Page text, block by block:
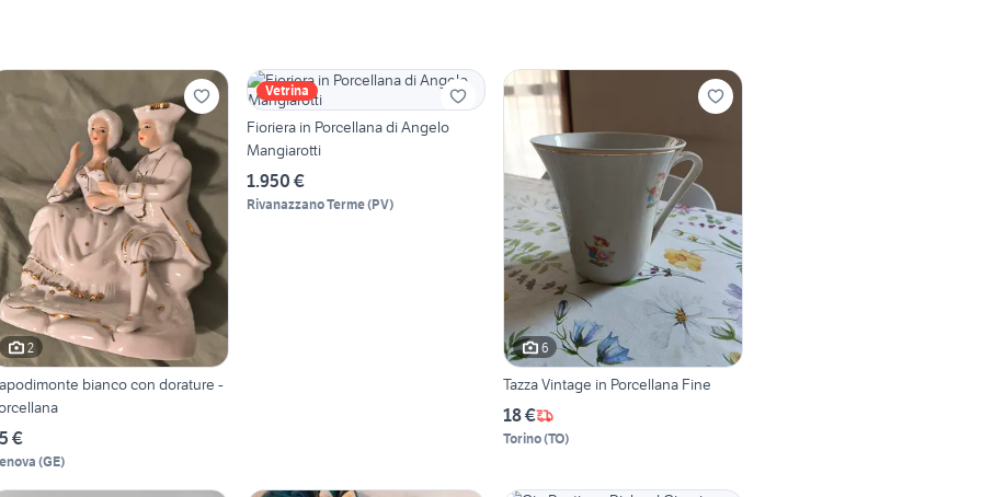
2
bianco con dorature -
€
(GE)
Vetrina
Fioriera in Porcellana di Angelo
Mangiarotti
1.950 €
Rivanazzano Terme(PV)
6
Tazza Vintage in Porcellana Fine
18 €
Torino(TO)